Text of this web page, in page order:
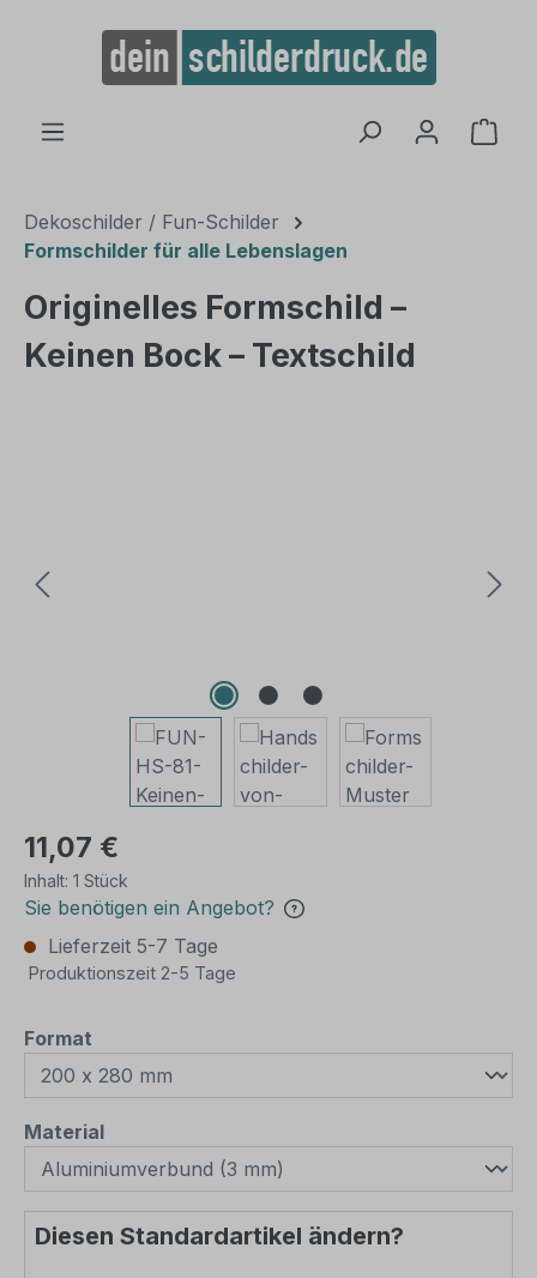
springen
Dekoschilder / Fun-Schilder
Formschilder für alle Lebenslagen
Originelles Formschild –
Keinen Bock – Textschild
11,07 €
Inhalt: 1 Stück
Sie benötigen ein Angebot?
Lieferzeit 5-7 Tage
Produktionszeit 2-5 Tage
Format
Materialauswählen
Diesen Standardartikel ändern?